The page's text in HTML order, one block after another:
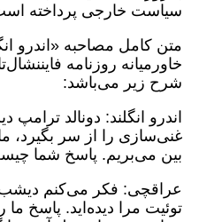
سیاست خارجی پرداخته
متن کامل مصاحبه «اندرو
خاورمیانه روزنامه
شرح زیر می‌باشد:
اندرو انگلند: دونالد ترامپ
غنی‌سازی را از سر بگیرد، ما
بین می‌بریم. پاسخ شما
عراقچی: فکر می‌کنم دیشب
توئیت مرا دیده‌اید. پاسخ